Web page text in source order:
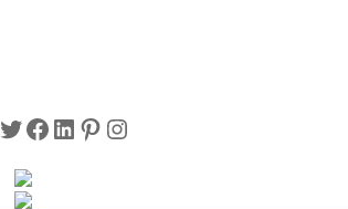
Twitter
Facebook
LinkedIn
Pinterest
Instagram